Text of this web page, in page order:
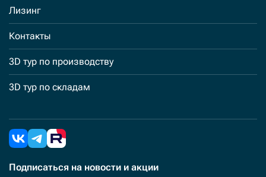
Лизинг
Контакты
3D тур по производству
3D тур по складам
Подписаться на новости и акции